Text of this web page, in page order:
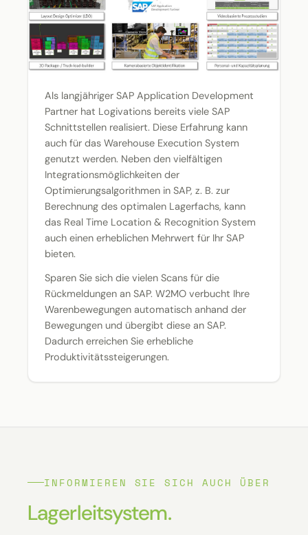
Als langjähriger SAP Application Development
Partner hat Logivations bereits viele SAP
Schnittstellen realisiert. Diese Erfahrung kann
auch für das Warehouse Execution System
genutzt werden. Neben den vielfältigen
Integrationsmöglichkeiten der
Optimierungsalgorithmen in SAP, z. B. zur
Berechnung des optimalen Lagerfachs, kann
das Real Time Location & Recognition System
auch einen erheblichen Mehrwert für Ihr SAP
bieten.
Sparen Sie sich die vielen Scans für die
Rückmeldungen an SAP. W2MO verbucht Ihre
Warenbewegungen automatisch anhand der
Bewegungen und übergibt diese an SAP.
Dadurch erreichen Sie erhebliche
Produktivitätssteigerungen.
INFORMIEREN SIE SICH AUCH ÜBER
Lagerleitsystem.